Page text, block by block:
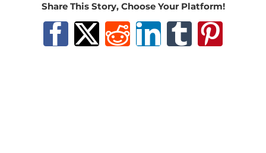
Share This Story, Choose Your Platform!
Facebook
X RedditLinkedIn
Tumblr